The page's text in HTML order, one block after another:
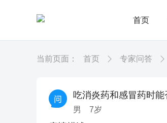
首页
当前页面： 首页 专家问答
吃消炎药和感冒药时
男 7岁